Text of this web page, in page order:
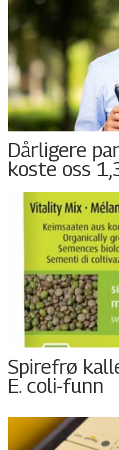
Dårligere
koste oss
Spirefrø
E. coli-funn